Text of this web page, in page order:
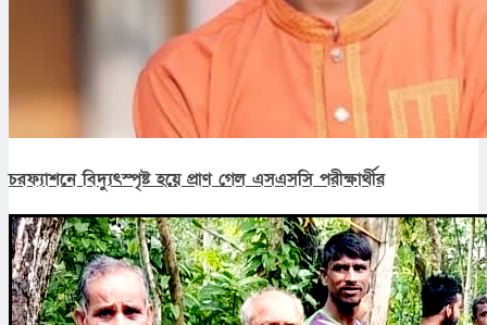
চরফ্যাশনে বিদ্যুৎস্পৃষ্ট হয়ে প্রাণ গেল এসএসসি পরীক্ষার্থীর